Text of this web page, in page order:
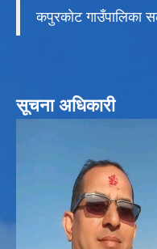
कपुरकाेट गाउँपालिका
सूचना अधिकारी